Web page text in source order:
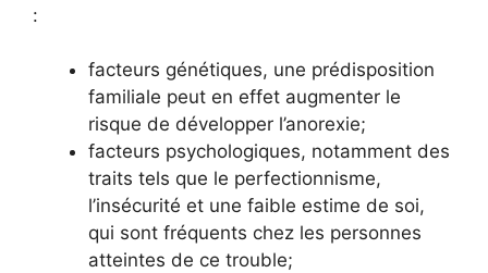
:
facteurs génétiques, une prédisposition
familiale peut en effet augmenter le
risque de développer l’anorexie;
facteurs psychologiques, notamment des
traits tels que le perfectionnisme,
l’insécurité et une faible estime de soi,
qui sont fréquents chez les personnes
atteintes de ce trouble;